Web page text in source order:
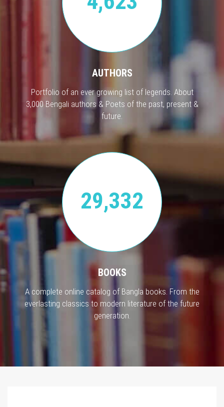
AUTHORS
Portfolio of an ever growing list of legends. About
3,000 Bengali authors & Poets of the past, present &
future.
29,332
BOOKS
A complete online catalog of Bangla books. From the
everlasting classics to modern literature of the future
generation.